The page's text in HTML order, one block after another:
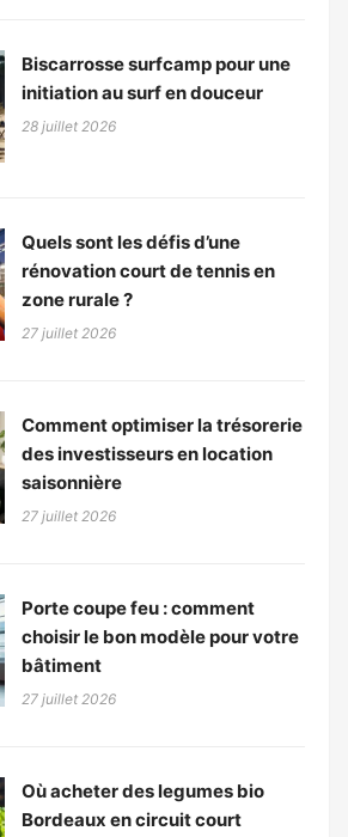
Biscarrosse surfcamp pour une
initiation au surf en douceur
28 juillet 2026
Quels sont les défis d’une
rénovation court de tennis en
zone rurale ?
27 juillet 2026
Comment optimiser la trésorerie
des investisseurs en location
saisonnière
27 juillet 2026
Porte coupe feu : comment
choisir le bon modèle pour votre
bâtiment
27 juillet 2026
Où acheter des legumes bio
Bordeaux en circuit court